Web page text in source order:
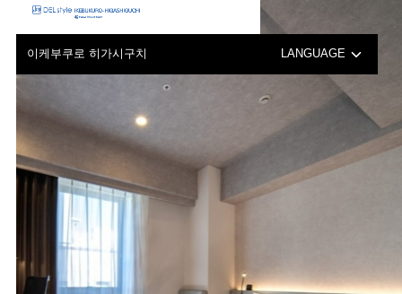
이케부쿠로 히가시구치 LANGUAGE
English
中文（簡体字）